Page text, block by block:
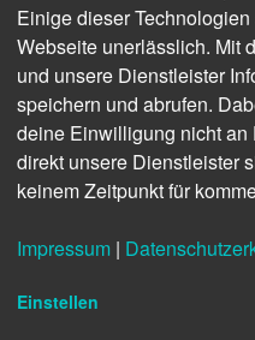
Einige dieser
Webseite unerlässlich. Mit
und unsere Dienstleister
speichern und abrufen.
deine Einwilligung nicht
direkt unsere Dienstleister
keinem Zeitpunkt für
Impressum |
Einstellen